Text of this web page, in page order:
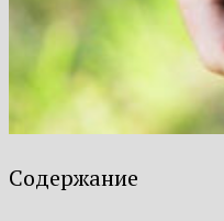
Содержание